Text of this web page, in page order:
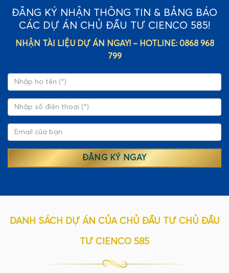
ĐĂNG KÝ NHẬN THÔNG TIN & BẢNG BÁO
CÁC DỰ ÁN CHỦ ĐẦU TƯ CIENCO 585!
NHẬN TÀI LIỆU DỰ ÁN NGAY! – HOTLINE: 0868 968
799
DANH SÁCH DỰ ÁN CỦA CHỦ ĐẦU TƯ CHỦ ĐẦU
TƯ CIENCO 585